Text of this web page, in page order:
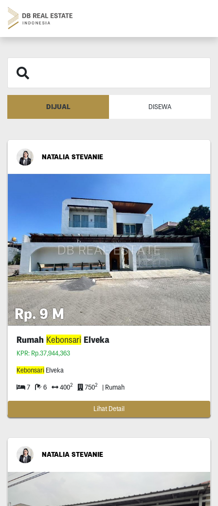
DIJUAL DISEWA
NATALIA STEVANIE
Rp. 9 M
Rumah Kebonsari Elveka
KPR: Rp.37,944,363
KebonsariElveka
7 6 4002 7502 | Rumah
Lihat Detail
NATALIA STEVANIE